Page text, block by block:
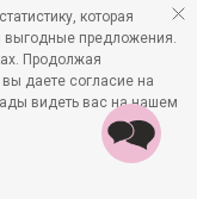
магазин
которая
выгодные предложения.
Продолжая
даете согласие на
видеть вас на нашем